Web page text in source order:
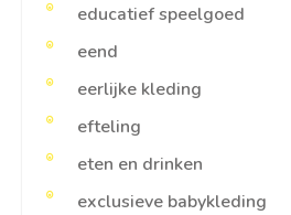
educatief speelgoed
eend
eerlijke kleding
efteling
eten en drinken
exclusieve babykleding